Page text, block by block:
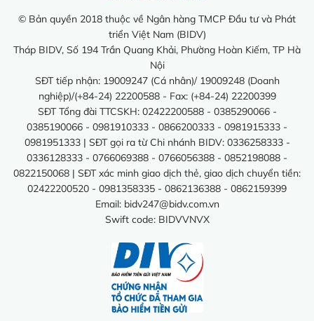
© Bản quyền 2018 thuộc về Ngân hàng TMCP Đầu tư và Phát
triển Việt Nam (BIDV)
Tháp BIDV, Số 194 Trần Quang Khải, Phường Hoàn Kiếm, TP Hà
Nội
SĐT tiếp nhận: 19009247 (Cá nhân)/ 19009248 (Doanh
nghiệp)/(+84-24) 22200588 - Fax: (+84-24) 22200399
SĐT Tổng đài TTCSKH: 02422200588 - 0385290066 -
0385190066 - 0981910333 - 0866200333 - 0981915333 -
0981951333 | SĐT gọi ra từ Chi nhánh BIDV: 0336258333 -
0336128333 - 0766069388 - 0766056388 - 0852198088 -
0822150068 | SĐT xác minh giao dịch thẻ, giao dịch chuyển tiền:
02422200520 - 0981358335 - 0862136388 - 0862159399
Email: bidv247@bidv.com.vn
Swift code: BIDVVNVX